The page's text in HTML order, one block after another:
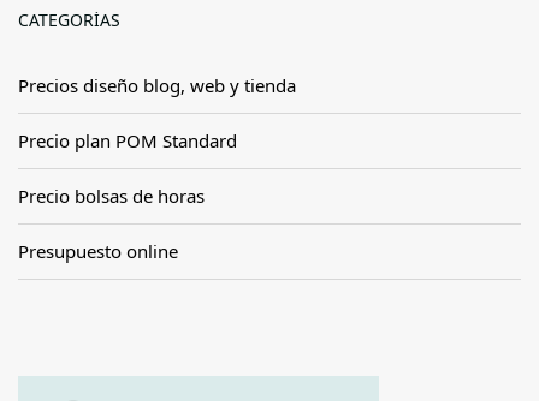
CATEGORÍAS
Precios diseño blog, web y tienda
Precio plan POM Standard
Precio bolsas de horas
Presupuesto online